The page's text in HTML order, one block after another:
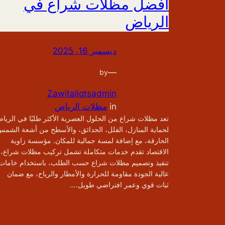
أفضل مظلات شراع في
الرياض
ديسمبر 16, 2025
—
by
Zawitaliqtsadmin
in مظلات الرياض
تعد مظلات شراع من الحلول العصرية الأكثر طلبًا في
لحماية المنازل، الفلل، الحدائق، والأسطح من أشعة
الحارقة، مع إضافة لمسة جمالية للمكان. مؤسسة زاوية
الاقتصاد تقدم خدمات متكاملة تشمل تركيب مظلات شراع،
تنفيذ وتصميم مظلات شراع حسب الطلب، باستخدام
عالية الجودة مقاومة للحرارة والأمطار والرياح، مع ضمان
ثبات قوي وعمر افتراضي طويل.…